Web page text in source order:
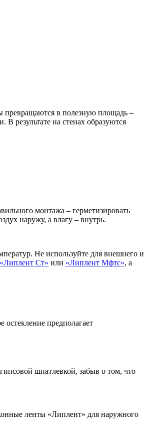
превращаются в полезную площадь –
результате на стенах образуются
монтажа – герметизировать
наружу, а влагу – внутрь.
Не используйте для внешнего и
«Липлент Ст» или «Липлент Мфтс», а
предполагает
шпатлевкой, забыв о том, что
ленты «Липлент» для наружного